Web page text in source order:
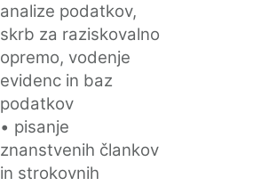
analize podatkov,
skrb za raziskovalno
opremo, vodenje
evidenc in baz
podatkov
• pisanje
znanstvenih člankov
in strokovnih